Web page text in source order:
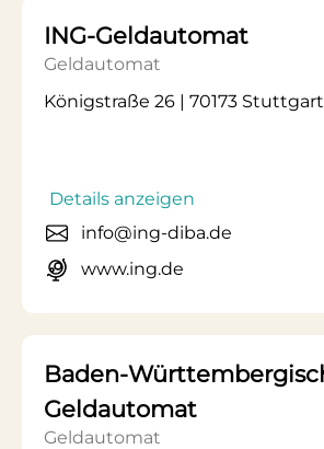
ING-Geldautomat
Geldautomat
Königstraße 26 | 70173 Stuttgart
Details anzeigen
info@ing-diba.de
www.ing.de
Baden-
Geldautomat
Geldautomat